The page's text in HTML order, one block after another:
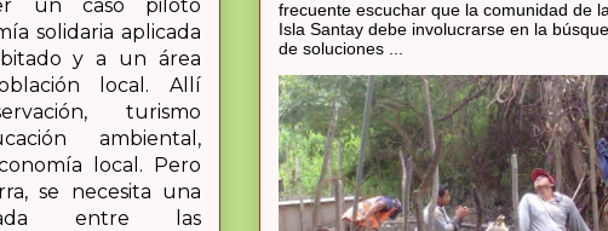
un caso piloto
solidaria aplicada
y a un área
local. Allí
turismo
ambiental,
local. Pero
se necesita una
entre las
frecuente escuchar que la comunidad de
Isla Santay debe involucrarse en la
de soluciones ...